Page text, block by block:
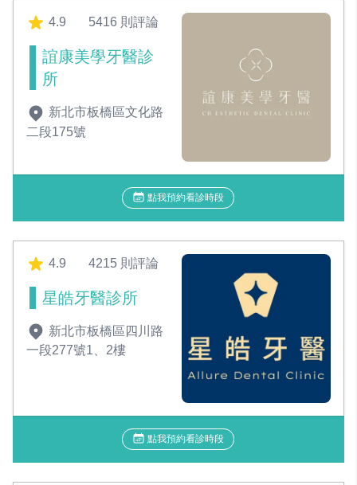
4.9 5416 則評論
誼康美學牙醫診
所
新北市板橋區文化路
二段175號
點我預約看診時段
4.9 4215 則評論
星皓牙醫診所
新北市板橋區四川路
一段277號1、2樓
點我預約看診時段